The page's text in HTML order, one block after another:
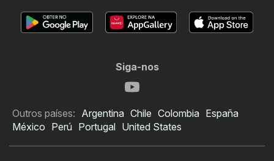
Siga-nos
Outros países: Argentina Chile Colombia España
México Perú Portugal United States